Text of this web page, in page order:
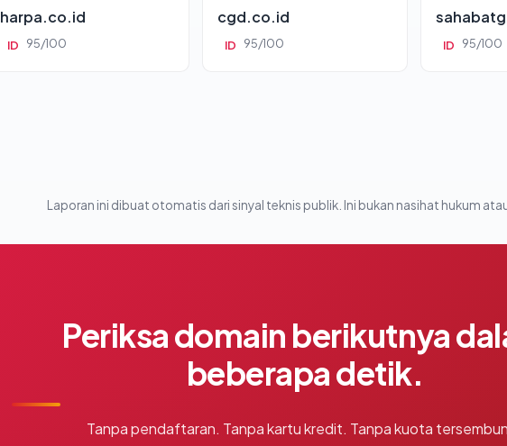
harpa.co.id
ID 95/100
cgd.co.id
ID 95/100 ID 95/100
Laporan ini dibuat otomatis dari sinyal teknis publik. Ini bukan nasihat hukum
Periksa domain berikutnya
beberapa detik.
Tanpa pendaftaran. Tanpa kartu kredit. Tanpa kuota